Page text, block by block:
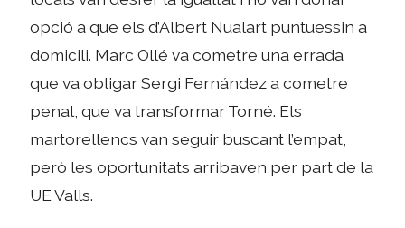
opció a que els d’Albert Nualart puntuessin a
domicili. Marc Ollé va cometre una errada
que va obligar Sergi Fernández a cometre
penal, que va transformar Torné. Els
martorellencs van seguir buscant l’empat,
però les oportunitats arribaven per part de la
UE Valls.